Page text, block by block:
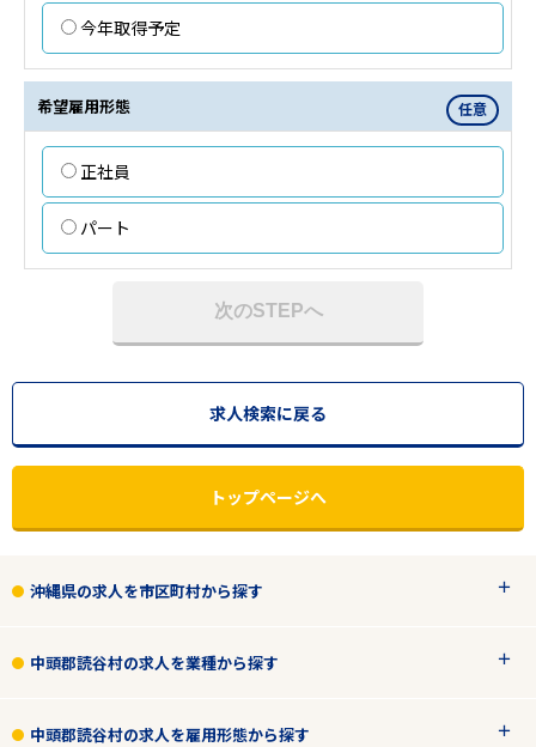
今年取得予定
希望雇用形態 任意
正社員
パート
次のSTEPへ
求人検索に戻る
トップページへ
沖縄県の求人を市区町村から探す
中頭郡読谷村の求人を業種から探す
中頭郡読谷村の求人を雇用形態から探す